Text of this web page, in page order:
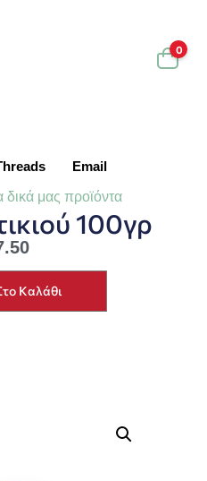
0
Email
δικά μας προϊόντα
100γρ
Καλάθι